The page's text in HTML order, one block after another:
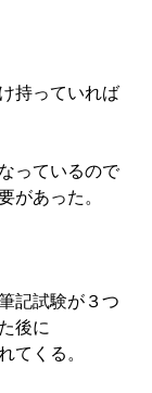
持っていれば
っているので
があった。
記試験が３つ
後に
てくる。